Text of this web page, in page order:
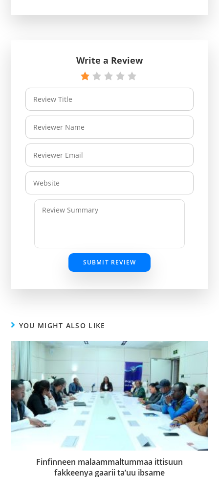
Write a Review
SUBMIT REVIEW
YOU MIGHT ALSO LIKE
Finfinneen malaammaltummaa ittisuun
fakkeenya gaarii ta’uu ibsame